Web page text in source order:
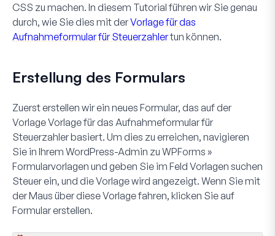
CSS zu machen. In diesem Tutorial führen wir Sie genau
durch, wie Sie dies mit derVorlage für das
Aufnahmeformular für Steuerzahlertun können.
Erstellung des Formulars
Zuerst erstellen wir ein neues Formular, das auf der
VorlageVorlage für das Aufnahmeformular für
Steuerzahlerbasiert. Um dies zu erreichen, navigieren
Sie in Ihrem WordPress-Admin zu WPForms »
Formularvorlagen und geben Sie im Feld Vorlagen suchen
Steuerein, und die Vorlage wird angezeigt. Wenn Sie mit
der Maus über diese Vorlage fahren, klicken Sie auf
Formular erstellen.